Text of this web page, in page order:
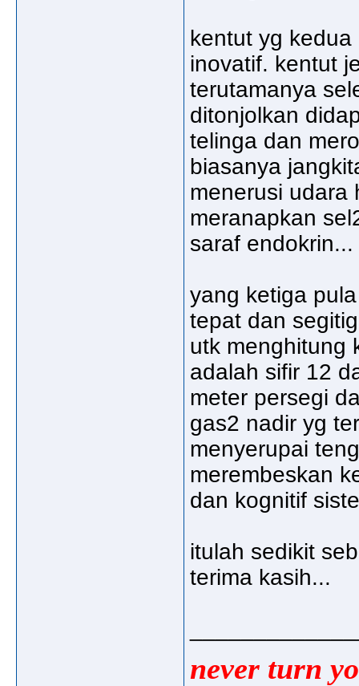
kentut yg
inovatif. kentut
terutamanya
ditonjolkan
telinga dan
biasanya
menerusi udara
meranapkan
saraf endokrin...
yang ketiga
tepat dan
utk menghitung
adalah sifir 12
meter persegi
gas2 nadir yg
menyerupai
merembeskan
dan kognitif
itulah sedikit
terima kasih...
never turn